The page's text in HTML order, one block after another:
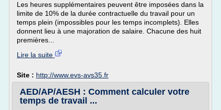
Les heures supplémentaires peuvent être imposées dans la
limite de 10% de la durée contractuelle du travail pour un
temps plein (impossibles pour les temps incomplets). Elles
donnent lieu à une majoration de salaire. Chacune des huit
premières...
Lire la suite
Site : http://www.evs-avs35.fr
AED/AP/AESH : Comment calculer votre
temps de travail ...